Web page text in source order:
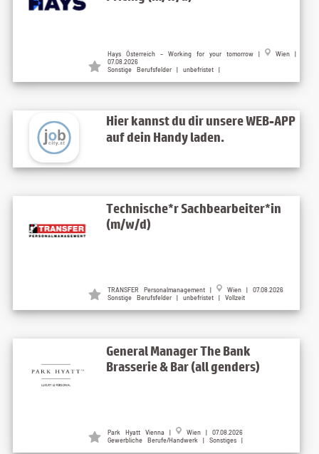
Hays Österreich – Working for your tomorrow | Wien |
07.08.2026
Sonstige Berufsfelder | unbefristet |
Hier kannst du dir unsere WEB-APP
auf dein Handy laden.
Technische*r Sachbearbeiter*in
(m/w/d)
TRANSFER Personalmanagement | Wien | 07.08.2026
Sonstige Berufsfelder | unbefristet | Vollzeit
General Manager The Bank
Brasserie & Bar (all genders)
Park Hyatt Vienna | Wien | 07.08.2026
Gewerbliche Berufe/Handwerk | Sonstiges |